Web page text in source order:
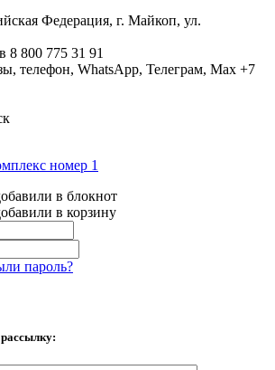
Федерация, г. Майкоп, ул.
8 800 775 31 91
телефон, WhatsApp, Телеграм, Мах +7
номер 1
в блокнот
в корзину
пароль?